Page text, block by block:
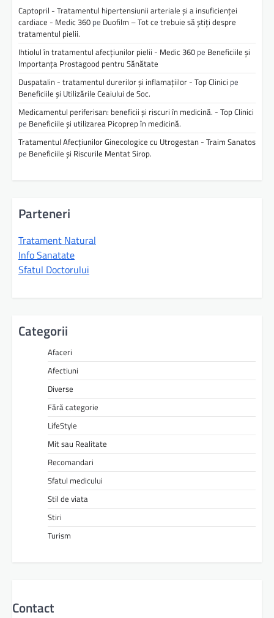
Captopril - Tratamentul hipertensiunii arteriale și a insuficienței
cardiace - Medic 360 pe Duofilm – Tot ce trebuie să știți despre
tratamentul pielii.
Ihtiolul în tratamentul afecțiunilor pielii - Medic 360 pe Beneficiile și
Importanța Prostagood pentru Sănătate
Duspatalin - tratamentul durerilor și inflamațiilor - Top Clinici pe
Beneficiile și Utilizările Ceaiului de Soc.
Medicamentul periferisan: beneficii și riscuri în medicină. - Top Clinici
pe Beneficiile și utilizarea Picoprep în medicină.
Tratamentul Afecțiunilor Ginecologice cu Utrogestan - Traim Sanatos
pe Beneficiile și Riscurile Mentat Sirop.
Parteneri
Tratament Natural
Info Sanatate
Sfatul Doctorului
Categorii
Afaceri
Afectiuni
Diverse
Fără categorie
LifeStyle
Mit sau Realitate
Recomandari
Sfatul medicului
Stil de viata
Stiri
Turism
Contact